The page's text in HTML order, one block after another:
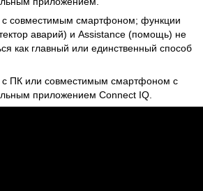
с совместимым смартфоном; функции
аварий) и Assistance (помощь) не
как главный или единственный способ
с ПК или совместимым смартфоном с
приложением Connect IQ.